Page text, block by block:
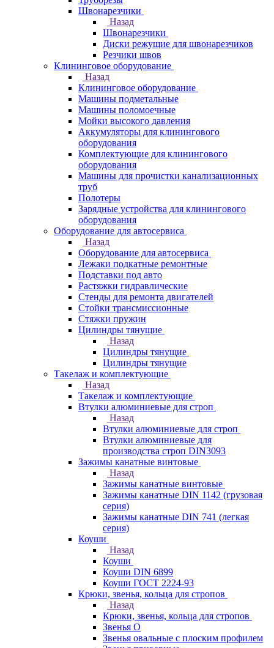
Швонарезчики
Назад
Швонарезчики
Диски режущие для швонарезчиков
Резчики швов
Клининговое оборудование
Назад
Клининговое оборудование
Машины подметальные
Машины поломоечные
Мойки высокого давления
Аккумуляторы для клинингового
оборудования
Комплектующие для клинингового
оборудования
Машины для прочистки канализационных
труб
Полотеры
Зарядные устройства для клинингового
оборудования
Оборудование для автосервиса
Назад
Оборудование для автосервиса
Лежаки подкатные ремонтные
Подставки под авто
Растяжки гидравлические
Стенды для ремонта двигателей
Стойки трансмиссионные
Стяжки пружин
Цилиндры тянущие
Назад
Цилиндры тянущие
Цилиндры тянущие
Такелаж и комплектующие
Назад
Такелаж и комплектующие
Втулки алюминиевые для строп
Назад
Втулки алюминиевые для строп
Втулки алюминиевые для
производства строп DIN3093
Зажимы канатные винтовые
Назад
Зажимы канатные винтовые
Зажимы канатные DIN 1142 (грузовая
серия)
Зажимы канатные DIN 741 (легкая
серия)
Коуши
Назад
Коуши
Коуши DIN 6899
Коуши ГОСТ 2224-93
Крюки, звенья, кольца для стропов
Назад
Крюки, звенья, кольца для стропов
Звенья О
Звенья овальные с плоским профилем